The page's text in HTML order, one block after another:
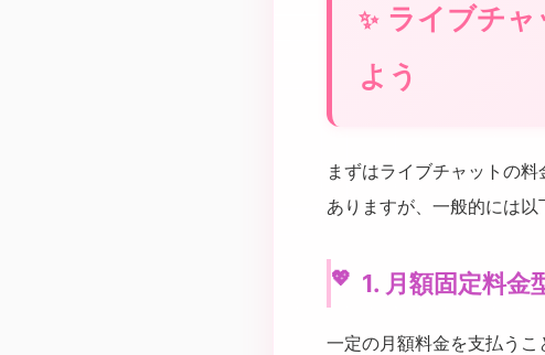
ライブチャ
よう
まずはライブチャットの
ありますが、一般的には以
1. 月額固定料金
一定の月額料金を支払う